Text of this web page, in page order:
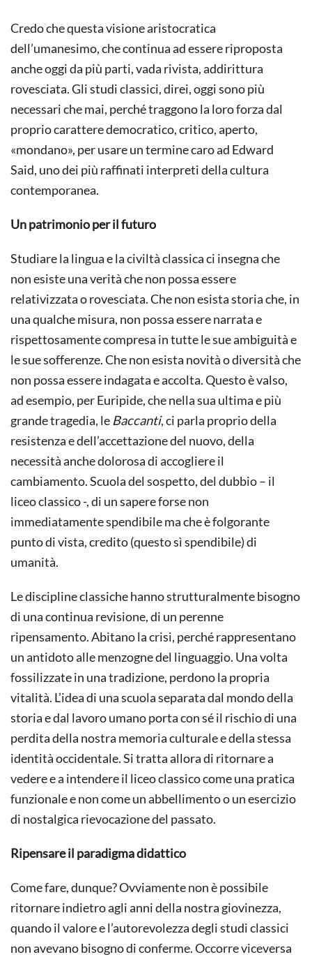
Credo che questa visione aristocratica
dell’umanesimo, che continua ad essere riproposta
anche oggi da più parti, vada rivista, addirittura
rovesciata. Gli studi classici, direi, oggi sono più
necessari che mai, perché traggono la loro forza dal
proprio carattere democratico, critico, aperto,
«mondano», per usare un termine caro ad Edward
Said, uno dei più raffinati interpreti della cultura
contemporanea.
Un patrimonio per il futuro
Studiare la lingua e la civiltà classica ci insegna che
non esiste una verità che non possa essere
relativizzata o rovesciata. Che non esista storia che, in
una qualche misura, non possa essere narrata e
rispettosamente compresa in tutte le sue ambiguità e
le sue sofferenze. Che non esista novità o diversità che
non possa essere indagata e accolta. Questo è valso,
ad esempio, per Euripide, che nella sua ultima e più
grande tragedia, le Baccanti, ci parla proprio della
resistenza e dell’accettazione del nuovo, della
necessità anche dolorosa di accogliere il
cambiamento. Scuola del sospetto, del dubbio – il
liceo classico -, di un sapere forse non
immediatamente spendibile ma che è folgorante
punto di vista, credito (questo sì spendibile) di
umanità.
Le discipline classiche hanno strutturalmente bisogno
di una continua revisione, di un perenne
ripensamento. Abitano la crisi, perché rappresentano
un antidoto alle menzogne del linguaggio. Una volta
fossilizzate in una tradizione, perdono la propria
vitalità. L’idea di una scuola separata dal mondo della
storia e dal lavoro umano porta con sé il rischio di una
perdita della nostra memoria culturale e della stessa
identità occidentale. Si tratta allora di ritornare a
vedere e a intendere il liceo classico come una pratica
funzionale e non come un abbellimento o un esercizio
di nostalgica rievocazione del passato.
Ripensare il paradigma didattico
Come fare, dunque? Ovviamente non è possibile
ritornare indietro agli anni della nostra giovinezza,
quando il valore e l’autorevolezza degli studi classici
non avevano bisogno di conferme. Occorre viceversa